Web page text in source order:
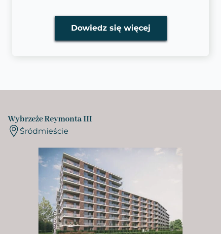
Dowiedz się więcej
Wybrzeże Reymonta III
Śródmieście